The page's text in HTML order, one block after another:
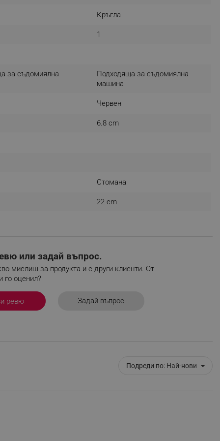
Кръгла
1
за съдомиялна
Подходяща за съдомиялна
машина
Червен
6.8 cm
Стомана
22 cm
или задай въпрос.
мислиш за продукта и с други клиенти. От
го оценил?
ревю Задай въпрос
Подреди по: Най-нови
is asked for web push
disabled tracking,
related cookies and local
visitor installed
data including
status and